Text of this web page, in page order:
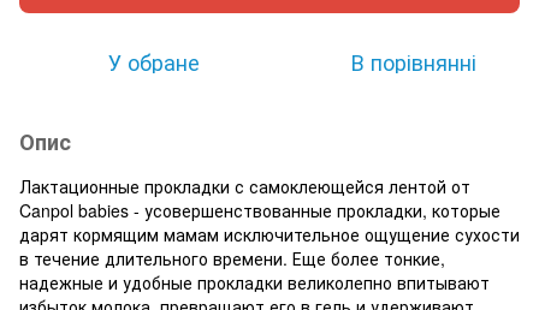
У обране В порівнянні
Опис
Лактационные прокладки с самоклеющейся лентой от
Canpol babies - усовершенствованные прокладки, которые
дарят кормящим мамам исключительное ощущение сухости
в течение длительного времени. Еще более тонкие,
надежные и удобные прокладки великолепно впитывают